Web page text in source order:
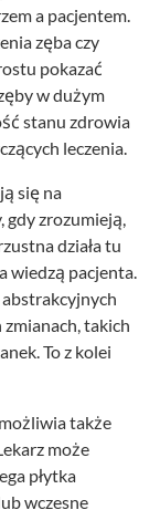
a pacjentem.
zęba czy
pokazać
w dużym
stanu zdrowia
leczenia.
się na
gdy zrozumieją,
działa tu
wiedzą pacjenta.
takich
To z kolei
także
może
płytka
wczesne